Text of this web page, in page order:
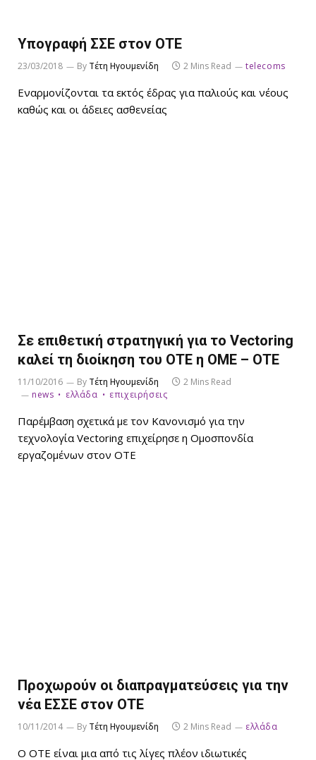
Υπογραφή ΣΣΕ στον ΟΤΕ
23/03/2018 By Τέτη Ηγουμενίδη 2 Mins Read telecoms
Εναρμονίζονται τα εκτός έδρας για παλιούς και νέους
καθώς και οι άδειες ασθενείας
Σε επιθετική στρατηγική για το Vectoring
καλεί τη διοίκηση του ΟΤΕ η ΟΜΕ – ΟΤΕ
11/10/2016 By Τέτη Ηγουμενίδη
2 Mins Read
news
ελλάδα επιχειρήσεις
Παρέμβαση σχετικά με τον Κανονισμό για την
τεχνολογία Vectoring επιχείρησε η Ομοσπονδία
εργαζομένων στον ΟΤΕ
Προχωρούν οι διαπραγματεύσεις για την
νέα ΕΣΣΕ στον ΟΤΕ
10/11/2014 By Τέτη Ηγουμενίδη 2 Mins Read ελλάδα
Ο ΟΤΕ είναι μια από τις λίγες πλέον ιδιωτικές